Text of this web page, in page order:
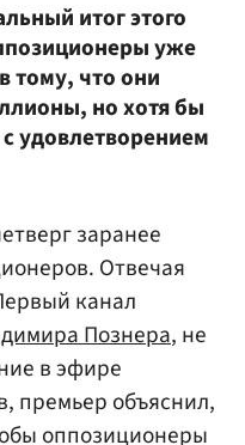
итог этого
уже
тому, что они
но хотя бы
удовлетворением
заранее
Отвечая
канал
Познера, не
в эфире
премьер объяснил,
оппозиционеры